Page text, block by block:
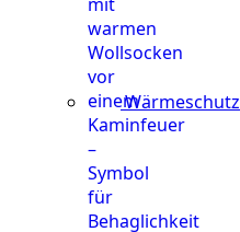
Wärmeschutz